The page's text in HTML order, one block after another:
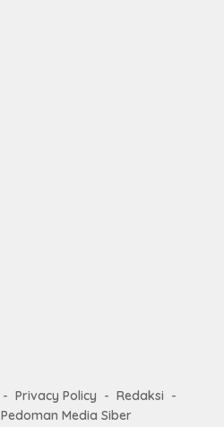
Privacy Policy
Redaksi
Pedoman Media Siber